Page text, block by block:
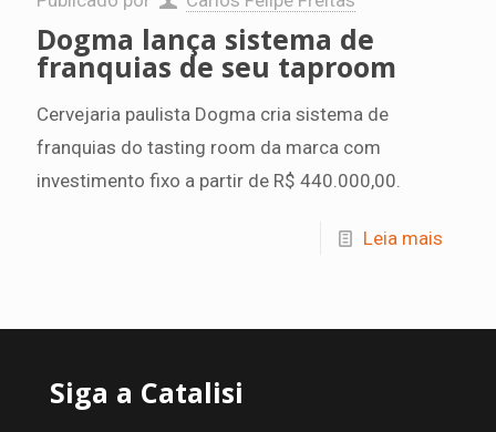
Dogma lança sistema de
franquias de seu taproom
Cervejaria paulista Dogma cria sistema de
franquias do tasting room da marca com
investimento fixo a partir de R$ 440.000,00.
Leia mais
Siga a Catalisi